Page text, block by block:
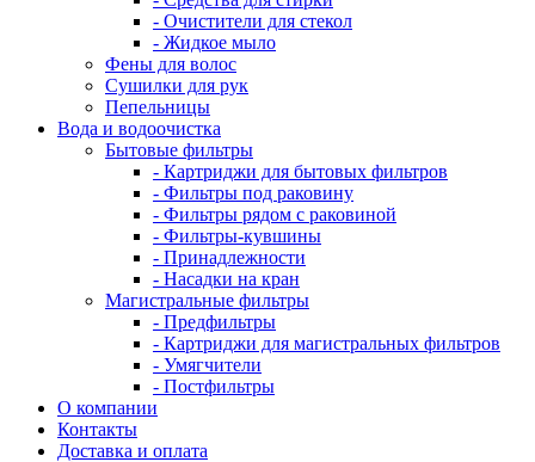
- Очистители для стекол
- Жидкое мыло
Фены для волос
Сушилки для рук
Пепельницы
Вода и водоочистка
Бытовые фильтры
- Картриджи для бытовых фильтров
- Фильтры под раковину
- Фильтры рядом с раковиной
- Фильтры-кувшины
- Принадлежности
- Насадки на кран
Магистральные фильтры
- Предфильтры
- Картриджи для магистральных фильтров
- Умягчители
- Постфильтры
О компании
Контакты
Доставка и оплата